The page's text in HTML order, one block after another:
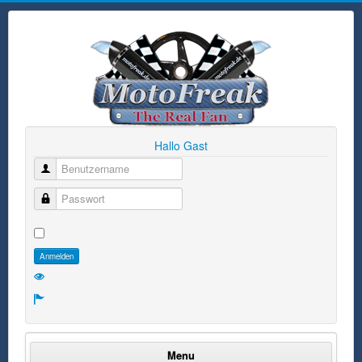
Hallo Gast
Benutzername
Passwort
Anmelden
Menu